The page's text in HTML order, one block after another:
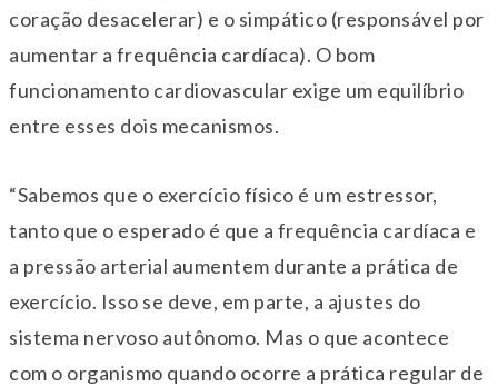
coração desacelerar) e o simpático (responsável por
aumentar a frequência cardíaca). O bom
funcionamento cardiovascular exige um equilíbrio
entre esses dois mecanismos.
“Sabemos que o exercício físico é um estressor,
tanto que o esperado é que a frequência cardíaca e
a pressão arterial aumentem durante a prática de
exercício. Isso se deve, em parte, a ajustes do
sistema nervoso autônomo. Mas o que acontece
com o organismo quando ocorre a prática regular de